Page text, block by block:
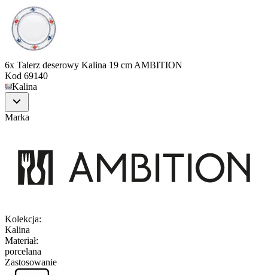
6x Talerz deserowy Kalina 19 cm AMBITION
Kod 69140
Kalina
Marka
Kolekcja:
Kalina
Materiał:
porcelana
Zastosowanie